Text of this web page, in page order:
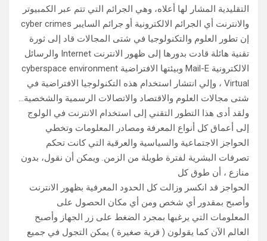
التقلیدیة المشار لھا أعلاه، وھي الجرائم التي تتم عبر الكمبیوتر
والانترنت أي الجرائم الالكترونیة أو جرائم السایبر cyber crimes
إن تطور العلوم والتكنولوجیا في شتى المجالات قاد إلى ثورة
تقنیة ھائلة قادت بدورھا إلى ظھور الانترنت Internet والرسائل
الالكترونیة Mail-E وبیئتھا الافتراضیة cyberspace environment
Virtual ، وإلي انتشار استخدام ھذه التكنولوجیا الافتراضیة في
شتى مجالات العلوم والاقتصاد والاتصالات الرسمیة والشخصیة…
ولقد أدى ھذا التطور التقني إلى استخدام الانترنت في الولوج
إلى أعماق كل أنواع المعرفة ومصادر المعلومات وتخطي
الحواجز الاجتماعیة والسیاسیة والعرقیة التي كانت تحكم
تصرفات البشریة لفترة طویلة من الزمن. ویمكن أن نقول، بدون
منازع ، أن طوق كل
الحواجز قد انكسر وزالت كل الحدود المعرفیة بظھور الانترنت
وأصبح بمقدور أي شخص ومن أي مكان الحصول على
المعلومات التي یرغبھا بمجرد الضغط على زر الجھاز وأصبح
العالم الآن كما یقولون ( قریة صغیرة ) یمكن التجول في جمیع